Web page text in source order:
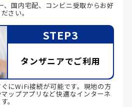
、国内宅配、コンビニ受取からお好
さい。
STEP3
タンザニアでご利用
にWiFi接続が可能です。現地の方
ップアプリなど快適なインターネ
。